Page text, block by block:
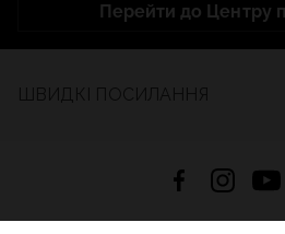
Перейти до Центру